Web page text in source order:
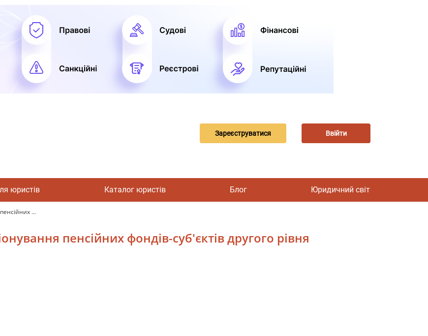
Зареєструватися Ввійти
юристів Каталог юристів Блог Юридичний світ
...
пенсійних фондів-суб'єктів другого рівня